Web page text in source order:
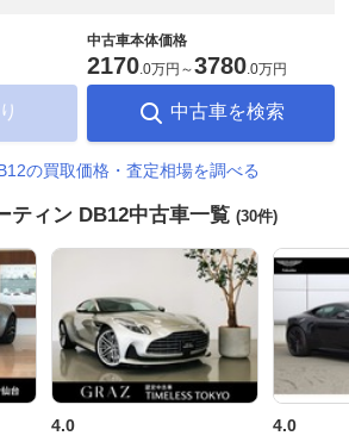
中古車本体価格
2170 0万円 ～3780 0万円
中古車を検索
の買取価格・査定相場を調べる
ティン DB12中古車一覧 (30件)
4.0 4.0